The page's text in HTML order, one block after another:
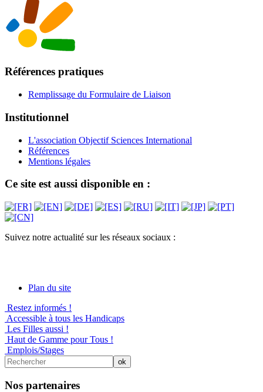
Références pratiques
Remplissage du Formulaire de Liaison
Institutionnel
L'association Objectif Sciences International
Références
Mentions légales
Ce site est aussi disponible en :
Suivez notre actualité sur les réseaux sociaux :
Plan du site
Restez informés !
Accessible à tous les Handicaps
Les Filles aussi !
Haut de Gamme pour Tous !
Emplois/Stages
Nos partenaires